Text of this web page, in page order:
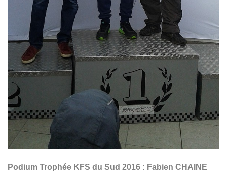
Podium Trophée KFS du Sud 2016 : Fabien CHAINE